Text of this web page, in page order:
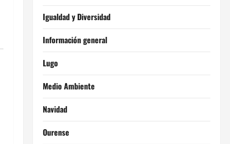
Igualdad y Diversidad
Información general
Lugo
Medio Ambiente
Navidad
Ourense